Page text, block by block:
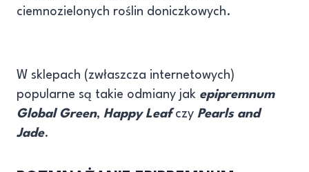
ciemnozielonych roślin doniczkowych.
W sklepach (zwłaszcza internetowych)
popularne są takie odmiany jak epipremnum
Global Green, Happy Leafczy Pearls and
Jade.